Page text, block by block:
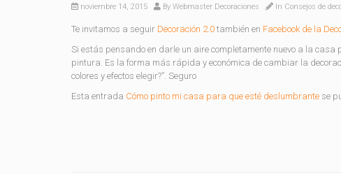
noviembre 14, 2015 By Webmaster Decoraciones In Consejos de
Te invitamos a seguir Decoración 2.0 también en Facebook de la
Si estás pensando en darle un aire completamente nuevo a la
pintura. Es la forma más rápida y económica de cambiar la
colores y efectos elegir?”. Seguro
Esta entrada Cómo pinto mi casa para que esté deslumbrante se